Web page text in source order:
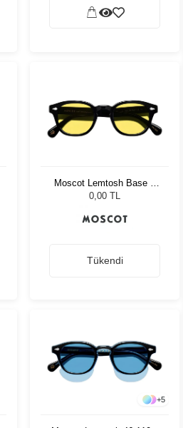
Moscot Lemtosh Base 2
Sun 49 Black Mellow
0,00 TL
Tükendi
+5